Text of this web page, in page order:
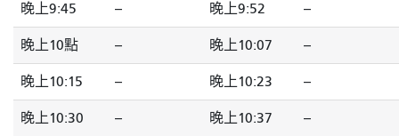
晚上9:45 -- 晚上9:52 --
晚上10點 -- 晚上10:07 --
晚上10:15 -- 晚上10:23 --
晚上10:30 -- 晚上10:37 --